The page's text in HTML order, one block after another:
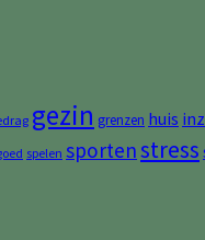
gezin grenzen huis
spelen sportenstress